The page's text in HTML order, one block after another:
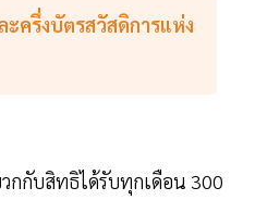
ะครึ่งบัตรสวัสดิการแห่ง
กกับสิทธิได้รับทุกเดือน 300